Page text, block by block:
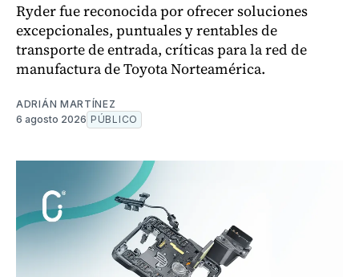
Ryder fue reconocida por ofrecer soluciones
excepcionales, puntuales y rentables de
transporte de entrada, críticas para la red de
manufactura de Toyota Norteamérica.
ADRIÁN MARTÍNEZ
6 agosto 2026 PÚBLICO